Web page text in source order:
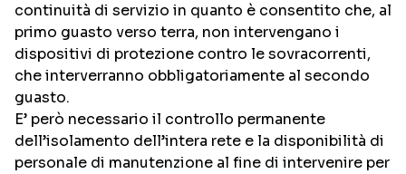
continuità di servizio in quanto è consentito che, al
primo guasto verso terra, non intervengano i
dispositivi di protezione contro le sovracorrenti,
che interverranno obbligatoriamente al secondo
guasto.
E’ però necessario il controllo permanente
dell’isolamento dell’intera rete e la disponibilità di
personale di manutenzione al fine di intervenire per